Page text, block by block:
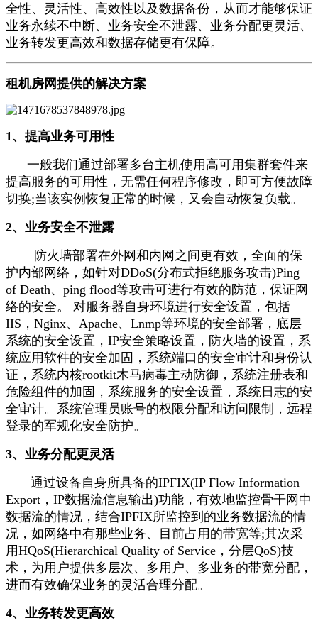
全性、灵活性、高效性以及数据备份，从而才能够保证
业务永续不中断、业务安全不泄露、业务分配更灵活、
业务转发更高效和数据存储更有保障。
租机房网提供的解决方案
1、提高业务可用性
一般我们通过部署多台主机使用高可用集群套件来
提高服务的可用性，无需任何程序修改，即可方便故障
切换;当该实例恢复正常的时候，又会自动恢复负载。
2、业务安全不泄露
防火墙部署在外网和内网之间更有效，全面的保
护内部网络，如针对DDoS(分布式拒绝服务攻击)Ping
of Death、ping flood等攻击可进行有效的防范，保证网
络的安全。 对服务器自身环境进行安全设置，包括
IIS，Nginx、Apache、Lnmp等环境的安全部署，底层
系统的安全设置，IP安全策略设置，防火墙的设置，系
统应用软件的安全加固，系统端口的安全审计和身份认
证，系统内核rootkit木马病毒主动防御，系统注册表和
危险组件的加固，系统服务的安全设置，系统日志的安
全审计。系统管理员账号的权限分配和访问限制，远程
登录的军规化安全防护。
3、业务分配更灵活
通过设备自身所具备的IPFIX(IP Flow Information
Export，IP数据流信息输出)功能，有效地监控骨干网中
数据流的情况，结合IPFIX所监控到的业务数据流的情
况，如网络中有那些业务、目前占用的带宽等;其次采
用HQoS(Hierarchical Quality of Service，分层QoS)技
术，为用户提供多层次、多用户、多业务的带宽分配，
进而有效确保业务的灵活合理分配。
4、业务转发更高效